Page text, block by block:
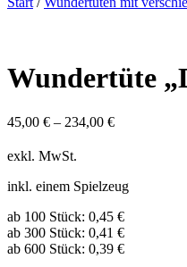
Wundertüte
45,00 € – 234,00 €
exkl. MwSt.
inkl. einem Spielzeug
ab 100 Stück: 0,45 €
ab 300 Stück: 0,41 €
ab 600 Stück: 0,39 €